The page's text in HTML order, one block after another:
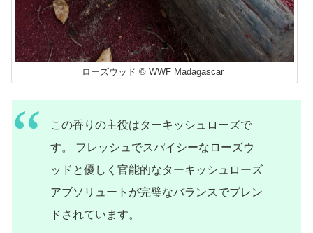
ローズウッド © WWF Madagascar
この香りの主役はターキッシュローズで
す。 フレッシュでスパイシーなローズウ
ッドと優しく官能的なターキッシュローズ
アブソリュートが完璧なバランスでブレン
ドされています。